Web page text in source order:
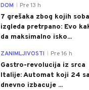
DOM Pre 13 h
7 grešaka zbog kojih soba
izgleda pretrpano: Evo
da maksimalno isko...
ZANIMLJIVOSTI Pre 16 h
Gastro-revolucija iz srca
Italije: Automat koji 24
dnevno izbacuje ...